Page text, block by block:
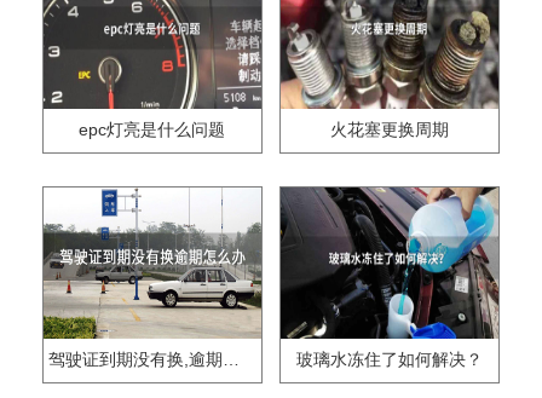
epc灯亮是什么问题 火花塞更换周期
驾驶证到期没有换,逾期怎么办?? 玻璃水冻住了如何解决？